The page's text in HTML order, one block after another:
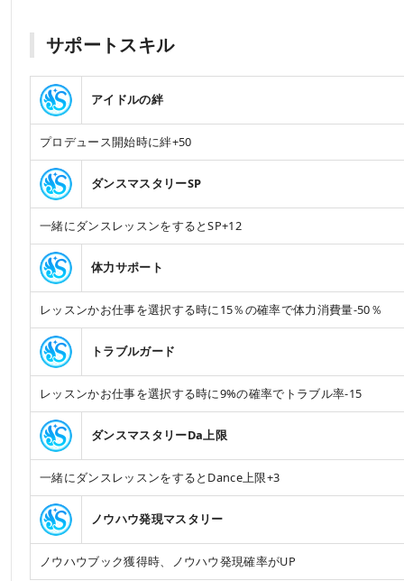
サポートスキル
アイドルの絆
プロデュース開始時に絆+50
ダンスマスタリーSP
一緒にダンスレッスンをするとSP+12
体力サポート
レッスンかお仕事を選択する時に15％の確率で体力消費量-50％
トラブルガード
レッスンかお仕事を選択する時に9%の確率でトラブル率-15
ダンスマスタリーDa上限
一緒にダンスレッスンをするとDance上限+3
ノウハウ発現マスタリー
ノウハウブック獲得時、ノウハウ発現確率がUP